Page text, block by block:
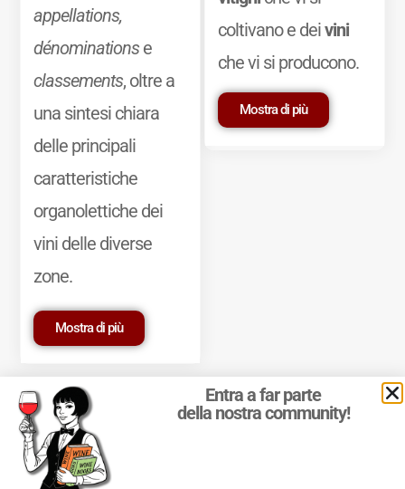
appellations,
dénominationse
classements, oltre a
una sintesi chiara
delle principali
caratteristiche
organolettiche dei
vini delle diverse
zone.
Mostra di più
coltivano e deivini
che vi si producono.
Mostra di più
Entra a far parte
della nostra community!